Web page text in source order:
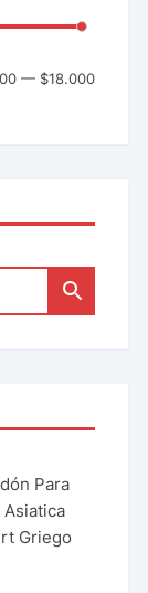
— $18.000
Para
Asiatica
Griego